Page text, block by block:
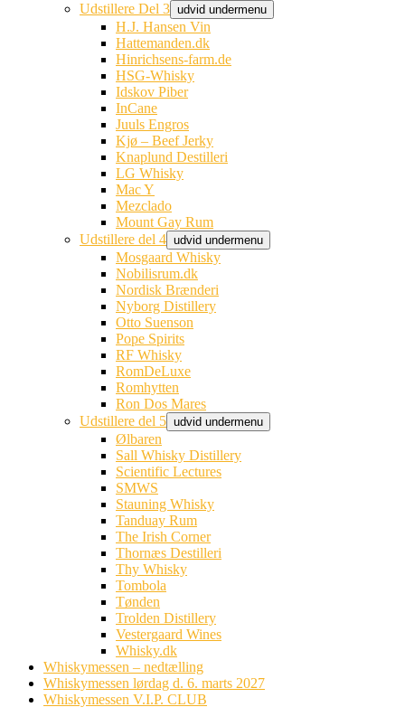
Udstillere Del 3 udvid undermenu
H.J. Hansen Vin
Hattemanden.dk
Hinrichsens-farm.de
HSG-Whisky
Idskov Piber
InCane
Juuls Engros
Kjø – Beef Jerky
Knaplund Destilleri
LG Whisky
Mac Y
Mezclado
Mount Gay Rum
Udstillere del 4 udvid undermenu
Mosgaard Whisky
Nobilisrum.dk
Nordisk Brænderi
Nyborg Distillery
Otto Suenson
Pope Spirits
RF Whisky
RomDeLuxe
Romhytten
Ron Dos Mares
Udstillere del 5 udvid undermenu
Ølbaren
Sall Whisky Distillery
Scientific Lectures
SMWS
Stauning Whisky
Tanduay Rum
The Irish Corner
Thornæs Destilleri
Thy Whisky
Tombola
Tønden
Trolden Distillery
Vestergaard Wines
Whisky.dk
Whiskymessen – nedtælling
Whiskymessen lørdag d. 6. marts 2027
Whiskymessen V.I.P. CLUB